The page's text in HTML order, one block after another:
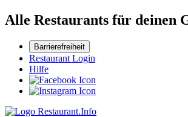
Alle Restaurants für deinen
Barrierefreiheit
Restaurant Login
Hilfe